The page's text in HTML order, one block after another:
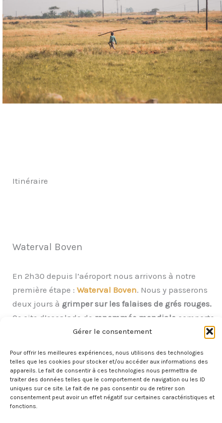
Gérer le consentement
Pour offrir les meilleures expériences, nous utilisons des technologies
telles que les cookies pour stocker et/ou accéder aux informations des
appareils. Le fait de consentir à ces technologies nous permettra de
traiter des données telles que le comportement de navigation ou les ID
uniques sur ce site. Le fait de ne pas consentir ou de retirer son
consentement peut avoir un effet négatif sur certaines caractéristiques et
fonctions.
Itinéraire
Waterval Boven
En 2h30 depuis l’aéroport nous arrivons à notre
première étape : Waterval Boven. Nous y passerons
deux jours à grimper sur les falaises de grés rouges.
Ce site d’escalade de renommée mondiale comporte
800 voiesréparties sur plusieurs secteurs.
en fait peu de prises. Lesmurs lissessont parcouru
defissures et de strates. Ici, les prises intermédiaires
se font effectivement rares ! C’est donc une escalade
particulièrement éprouvante etphysique